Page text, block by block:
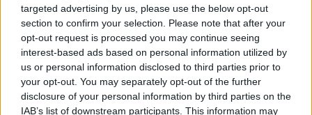
targeted advertising by us, please use the below opt-out
section to confirm your selection. Please note that after your
opt-out request is processed you may continue seeing
interest-based ads based on personal information utilized by
us or personal information disclosed to third parties prior to
your opt-out. You may separately opt-out of the further
disclosure of your personal information by third parties on the
IAB’s list of downstream participants. This information may
βαλανίτιδας. Άλλα συνοδά συμπτώματα είναι τα
εξής:
- η έκκριση υγρών
- η φαγούρα
- ο πόνος στην περιοχή των γεννητικών οργάνων